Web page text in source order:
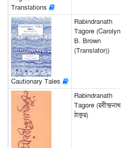
Translations
Cautionary Tales
Rabindranath
Tagore (Carolyn
B. Brown
(Translator))
Rabindranath
Tagore (রবীন্দ্রনাথ
ঠাকুর)